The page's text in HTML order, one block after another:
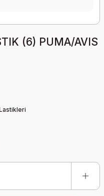
(6) PUMA/AVIS